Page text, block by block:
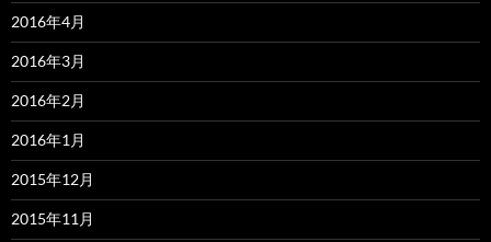
2016年4月
2016年3月
2016年2月
2016年1月
2015年12月
2015年11月